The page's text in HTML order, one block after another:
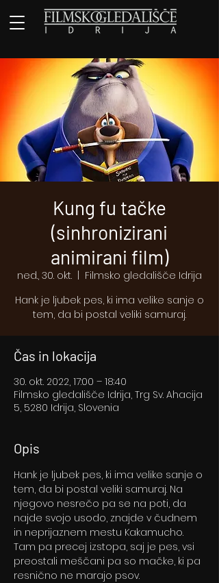
Kung fu tačke
(sinhronizirani
animirani film)
ned., 30. okt.
Filmsko gledališče Idrija
Hank je ljubek pes, ki ima velike sanje o
tem, da bi postal veliki samuraj.
Čas in lokacija
30. okt. 2022, 17:00 – 18:40
Filmsko gledališče Idrija, Trg Sv. Ahacija
5, 5280 Idrija, Slovenia
Opis
Hank je ljubek pes, ki ima velike sanje o
tem, da bi postal veliki samuraj. Na
njegovo nesrečo pa se na poti, da
najde svojo usodo, znajde v čudnem
in neprijaznem mestu Kakamucho.
Tam pa precej izstopa, saj je pes, vsi
preostali meščani pa so mačke, ki pa
resnično ne marajo psov.